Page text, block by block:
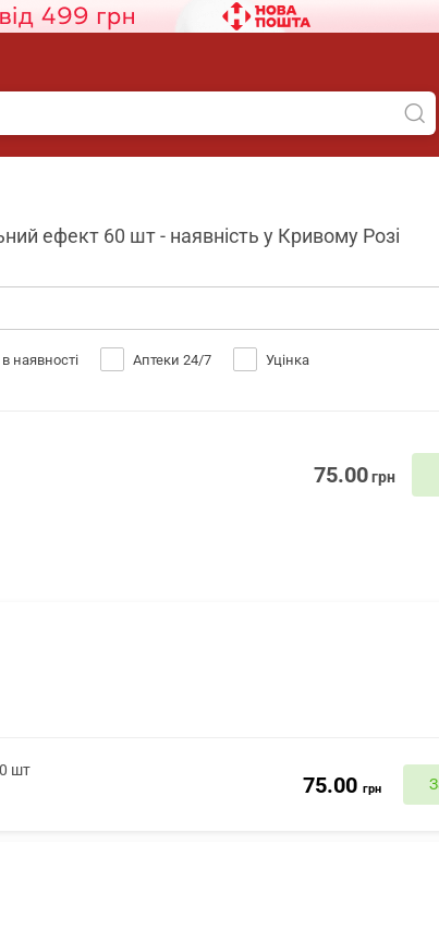
ефект 60 шт - наявність у Кривому Розі
наявності Аптеки 24/7 Уцінка
75.00грн
шт
75.00 грн